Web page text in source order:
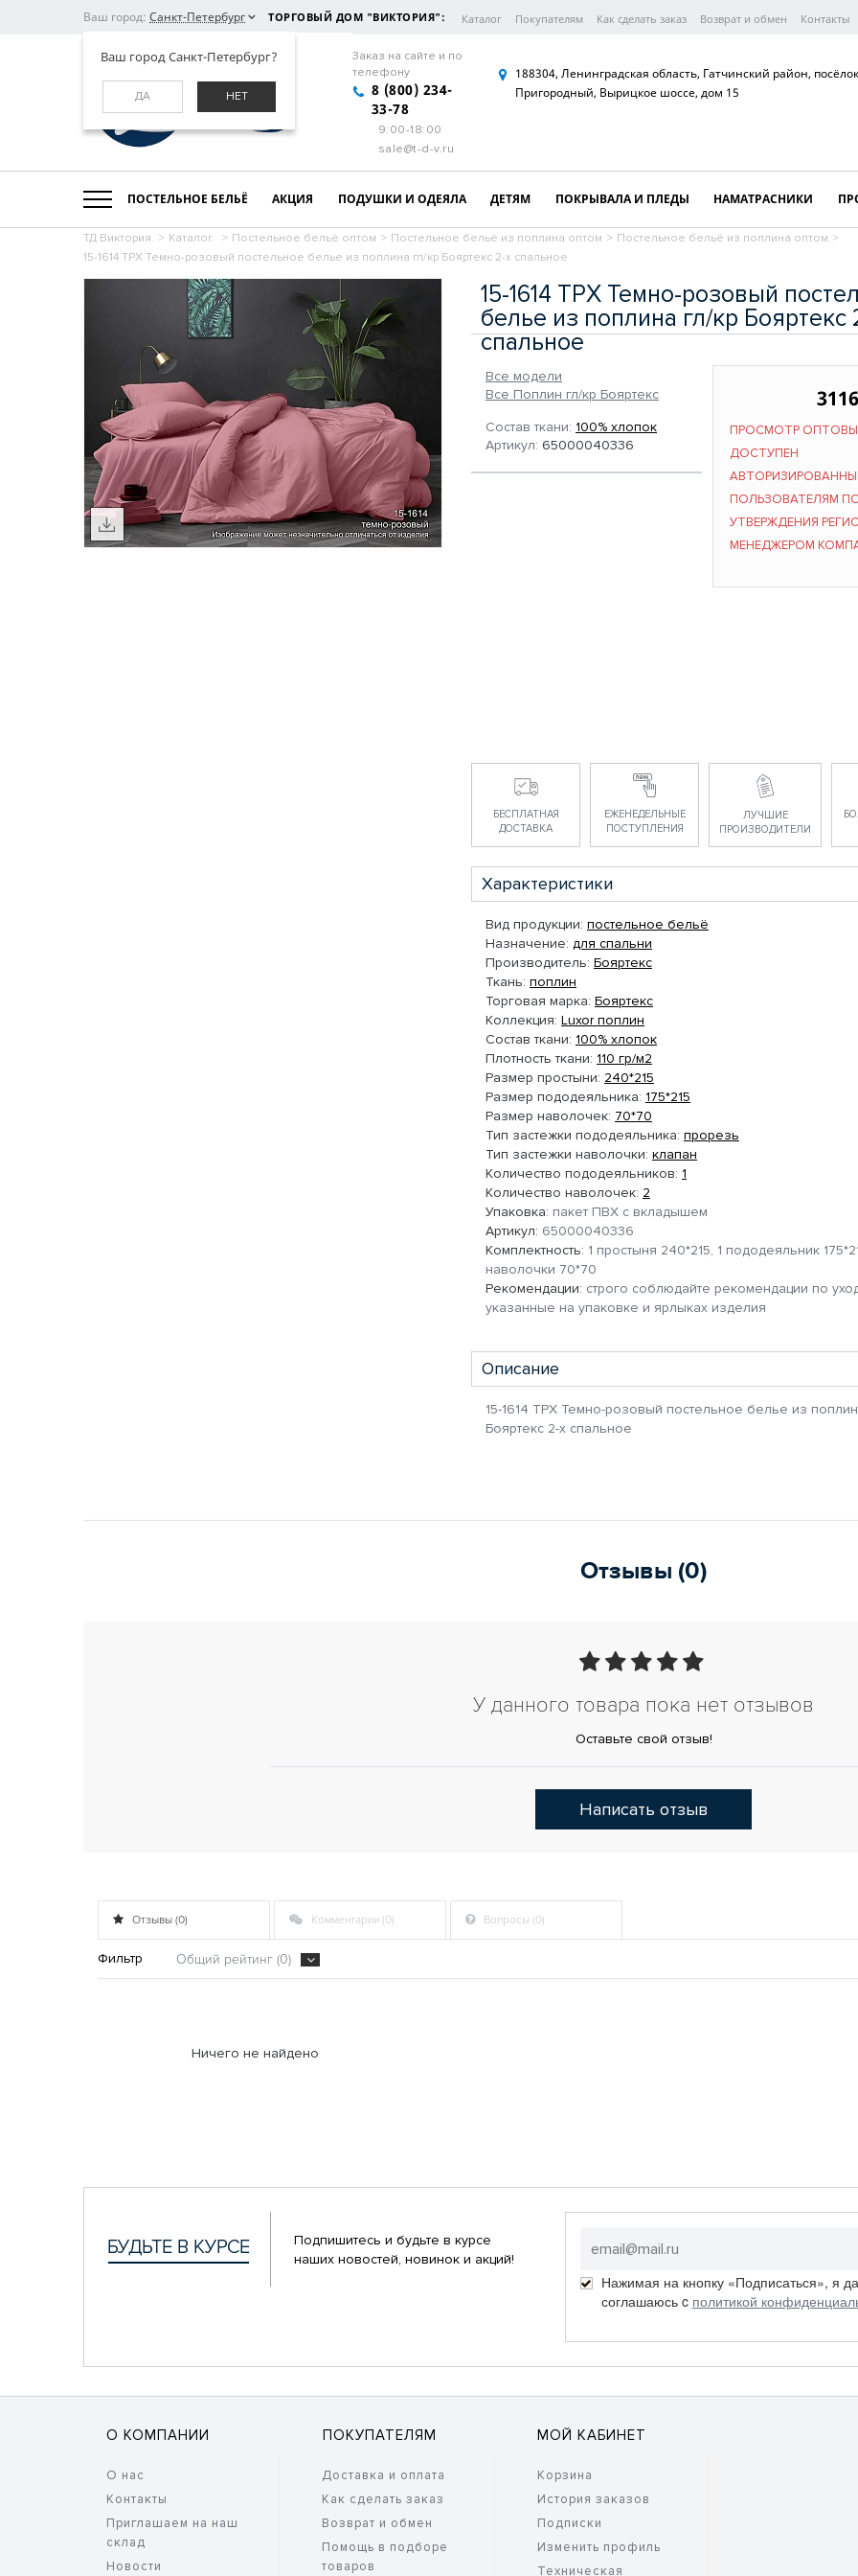
Ваш город: Санкт-Петербург
Ваш город Санкт-Петербург?
ДА НЕТ
ТОРГОВЫЙ ДОМ "ВИКТОРИЯ": Каталог Покупателям Как сделать заказ Возврат и обмен Контакты
Заказ на сайте и по
телефону
8 (800) 234-
33-78
9:00-18:00
sale@t-d-v.ru
188304, Ленинградская область, Гатчинский район, посёлок
Пригородный, Вырицкое шоссе, дом 15
ПОСТЕЛЬНОЕ БЕЛЬЁ АКЦИЯ ПОДУШКИ И ОДЕЯЛА ДЕТЯМ ПОКРЫВАЛА И ПЛЕДЫ НАМАТРАСНИКИ
ТД Виктория. > Каталог. > Постельное бельё оптом > Постельное бельё из поплина оптом > Постельное бельё из поплина оптом >
15-1614 ТРХ Темно-розовый постельное белье из поплина гл/кр Бояртекс 2-х спальное
15-1614 ТРХ Темно-розовый
белье из поплина гл/кр Бояртекс
спальное
Все модели
Все Поплин гл/кр Бояртекс
Состав ткани: 100% хлопок
Артикул: 65000040336
ПРОСМОТР
ДОСТУПЕН
ПОЛЬЗОВАТЕЛЯМ
УТВЕРЖДЕНИЯ
МЕНЕДЖЕРОМ
БЕСПЛАТНАЯ
ДОСТАВКА
ЕЖЕНЕДЕЛЬНЫЕ
ПОСТУПЛЕНИЯ
ЛУЧШИЕ
ПРОИЗВОДИТЕЛИ
Характеристики
Вид продукции: постельное бельё
Назначение: для спальни
Производитель: Бояртекс
Ткань: поплин
Торговая марка: Бояртекс
Коллекция: Luxor поплин
Состав ткани: 100% хлопок
Плотность ткани: 110 гр/м2
Размер простыни: 240*215
Размер пододеяльника: 175*215
Размер наволочек: 70*70
Тип застежки пододеяльника: прорезь
Тип застежки наволочки: клапан
Количество пододеяльников: 1
Количество наволочек: 2
Упаковка: пакет ПВХ с вкладышем
Артикул: 65000040336
Комплектность: 1 простыня 240*215, 1 пододеяльник
наволочки 70*70
Рекомендации: строго соблюдайте рекомендации по
указанные на упаковке и ярлыках изделия
Описание
15-1614 ТРХ Темно-розовый постельное белье из
Бояртекс 2-х спальное
Отзывы (0)
У данного товара пока нет отзывов
Оставьте свой отзыв!
Написать отзыв
Отзывы (0) Комментарии (0) Вопросы (0)
Фильтр Общий рейтинг (0)
Ничего не найдено
Подпишитесь и будьте в курсе
наших новостей, новинок и акций!
Нажимая на кнопку «Подписаться», я
соглашаюсь c политикой
О КОМПАНИИ
О нас
Контакты
Приглашаем на наш
склад
Новости
ПОКУПАТЕЛЯМ
Доставка и оплата
Как сделать заказ
Возврат и обмен
Помощь в подборе
товаров
МОЙ КАБИНЕТ
Корзина
История заказов
Подписки
Изменить профиль
Техническая